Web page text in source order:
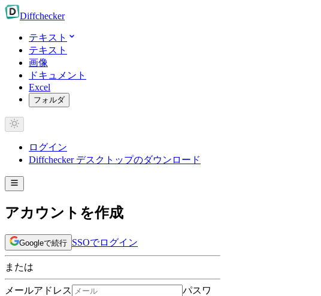
Diffchecker
テキスト
テキスト
画像
ドキュメント
Excel
フォルダ
ログイン
Diffchecker デスクトップのダウンロード
アカウントを作成
Googleで続行 SSOでログイン
または
メールアドレス
パスワ